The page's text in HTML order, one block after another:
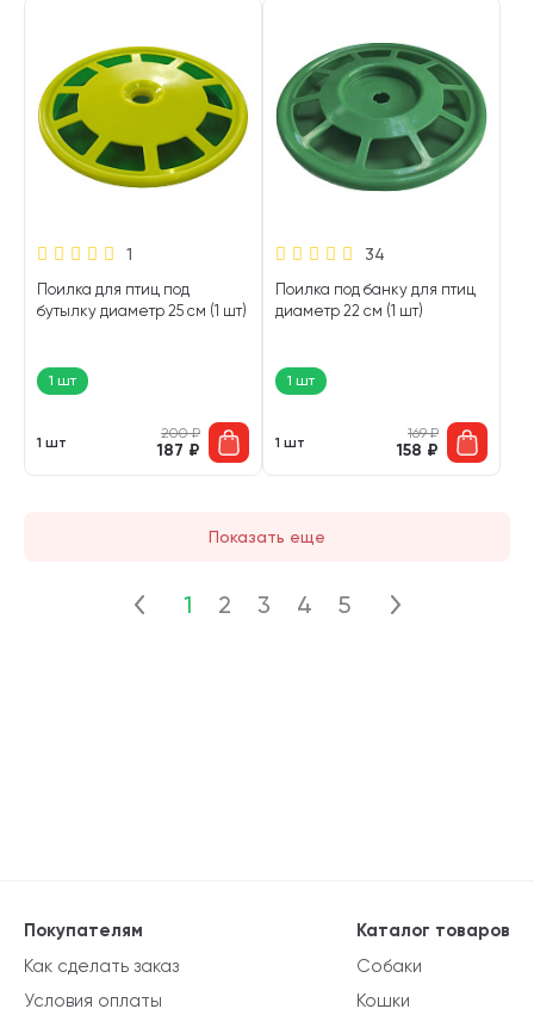
1
Поилка для птиц под
бутылку диаметр 25 см (1 шт)
1 шт
1 шт
200₽
187 ₽
34
Поилка под банку для птиц
диаметр 22 см (1 шт)
1 шт
1 шт
169₽
158 ₽
Показать еще
1 2 3 4 5
Каталог товаров
Собаки
Кошки
Покупателям
Как сделать заказ
Условия оплаты